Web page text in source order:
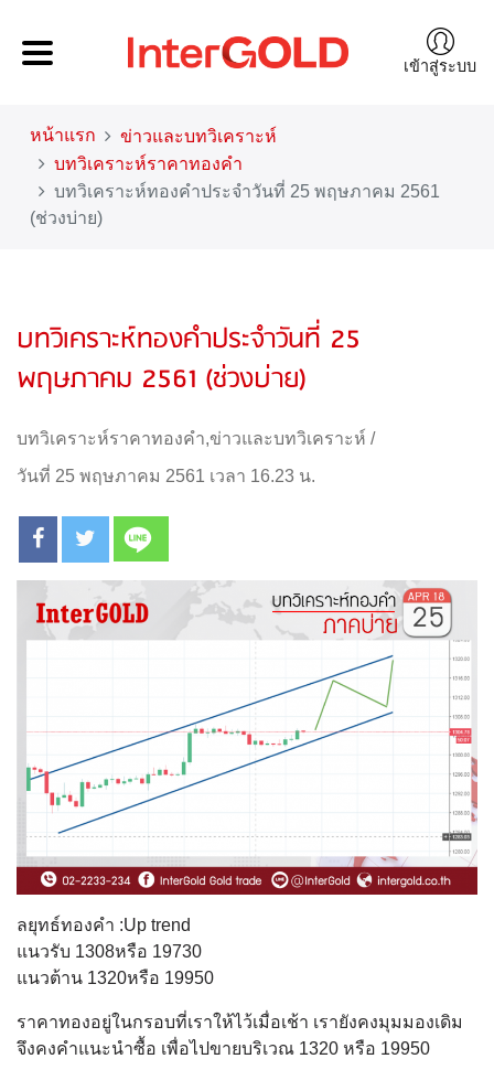
เข้าสู่ระบบ
หน้าแรก
ข่าวและบทวิเคราะห์
บทวิเคราะห์ราคาทองคำ
บทวิเคราะห์ทองคำประจำวันที่ 25 พฤษภาคม 2561
(ช่วงบ่าย)
บทวิเคราะห์ทองคำประจำวันที่ 25
พฤษภาคม 2561 (ช่วงบ่าย)
บทวิเคราะห์ราคาทองคำ,ข่าวและบทวิเคราะห์ /
วันที่ 25 พฤษภาคม 2561 เวลา 16.23 น.
ลยุทธ์ทองคำ :Up trend
แนวรับ 1308หรือ 19730
แนวต้าน 1320หรือ 19950
ราคาทองอยู่ในกรอบที่เราให้ไว้เมื่อเช้า เรายังคงมุมมองเดิม
จึงคงคำแนะนำซื้อ เพื่อไปขายบริเวณ 1320 หรือ 19950